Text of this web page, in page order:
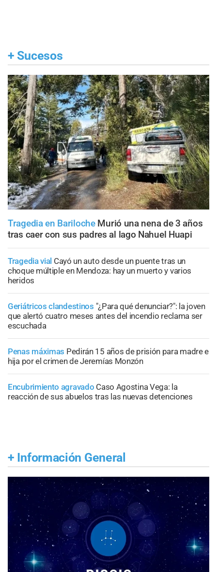
+ Sucesos
Tragedia en Bariloche Murió una nena de 3 años
tras caer con sus padres al lago Nahuel Huapi
Tragedia vial Cayó un auto desde un puente tras un
choque múltiple en Mendoza: hay un muerto y varios
heridos
Geriátricos clandestinos "¿Para qué denunciar?": la joven
que alertó cuatro meses antes del incendio reclama ser
escuchada
Penas máximas Pedirán 15 años de prisión para madre e
hija por el crimen de Jeremías Monzón
Encubrimiento agravado Caso Agostina Vega: la
reacción de sus abuelos tras las nuevas detenciones
+ Información General